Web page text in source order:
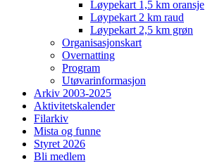
Løypekart 1,5 km oransje
Løypekart 2 km raud
Løypekart 2,5 km grøn
Organisasjonskart
Overnatting
Program
Utøvarinformasjon
Arkiv 2003-2025
Aktivitetskalender
Filarkiv
Mista og funne
Styret 2026
Bli medlem